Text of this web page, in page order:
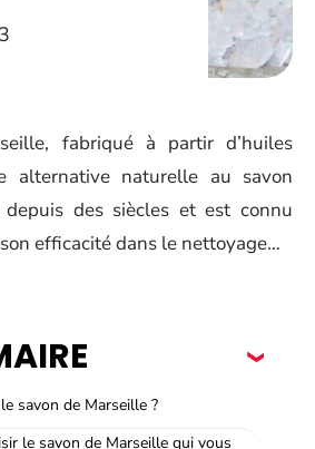
fabriqué à partir d’huiles
alternative naturelle au savon
des siècles et est connu
efficacité dans le nettoyage…
savon de Marseille ?
le savon de Marseille qui vous